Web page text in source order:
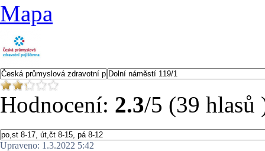
Mapa
Hodnocení: 2.3/5 (39 hlasů
Upraveno: 1.3.2022 5:42